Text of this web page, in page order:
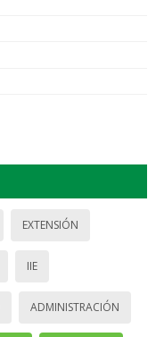
EXTENSIÓN
IIE
ADMINISTRACIÓN